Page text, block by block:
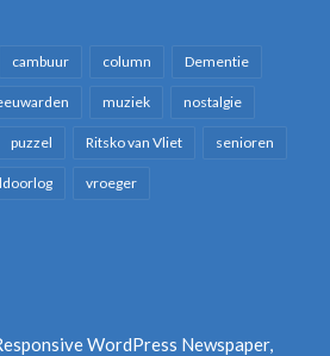
cambuur column Dementie
muziek nostalgie
puzzel Ritsko van Vliet senioren
vroeger
WordPress Newspaper,